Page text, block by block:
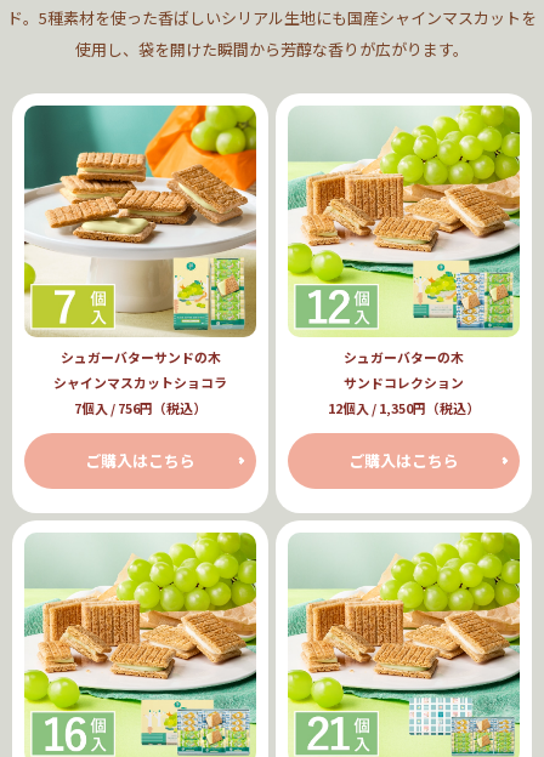
ド。5種素材を使った香ばしいシリアル生地にも国産シャインマスカットを
使用し、袋を開けた瞬間から芳醇な香りが広がります。
シュガーバターサンドの木
シャインマスカットショコラ
7個入 / 756円（税込）
ご購入はこちら
シュガーバターの木
サンドコレクション
12個入 / 1,350円（税込）
ご購入はこちら